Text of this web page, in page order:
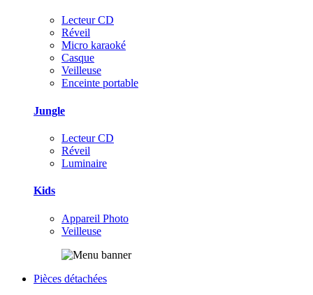
Lecteur CD
Réveil
Micro karaoké
Casque
Veilleuse
Enceinte portable
Jungle
Lecteur CD
Réveil
Luminaire
Kids
Appareil Photo
Veilleuse
Pièces détachées